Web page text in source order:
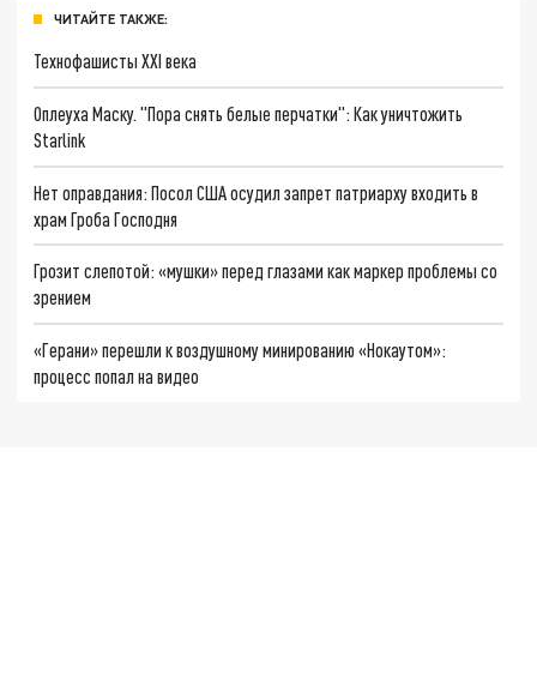
ЧИТАЙТЕ ТАКЖЕ:
Технофашисты XXI века
Оплеуха Маску. "Пора снять белые перчатки": Как уничтожить
Starlink
Нет оправдания: Посол США осудил запрет патриарху входить в
храм Гроба Господня
Грозит слепотой: «мушки» перед глазами как маркер проблемы со
зрением
«Герани» перешли к воздушному минированию «Нокаутом»:
процесс попал на видео